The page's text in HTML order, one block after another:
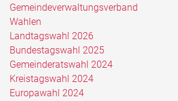
Gemeindeverwaltungsverband
Wahlen
Landtagswahl 2026
Bundestagswahl 2025
Gemeinderatswahl 2024
Kreistagswahl 2024
Europawahl 2024